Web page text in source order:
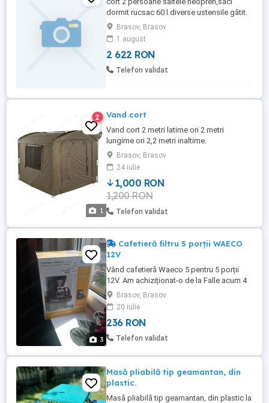
dormit rucsac 60 l.diverse ustensile gătit.
Brasov, Brasov
1 august
2 622 RON
Telefon validat
1
2 Vand cort
Vand cort 2 metri latime ori 2 metri
lungime ori 2,2 metri inaltime.
Brasov, Brasov
24 iulie
1,000 RON
1,200 RON
Telefon validat
3
Cafetieră filtru 5 porții WAECO
12V
Vând cafetieră Waeco 5 pentru 5 porții
12V. Am achiziționat-o de la Falle acum 4
ani. Am folosit-o doar un singur sezon
(câteva ieșiri) apoi am renunțat la ea în
favoarea capsulelor. Este în perfectă stare
în cutia originală. Caracteristici tehnice: 5
cupe (625ml) 12V 170W placă de încălzire
Brasov, Brasov
20 iulie
236 RON
Telefon validat
Masă pliabilă tip geamantan, din
plastic.
Masă pliabilă tip geamantan, din plastic la